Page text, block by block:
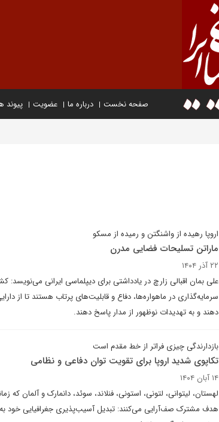
صفحه نخست درباره ما عضویت پیوند
اروپا رهیده از واشنگتن و رمیده از مسکو
ماراتن تسلیحات فضایی مدرن
۲۲ آذر ۱۴۰۴
علی بمان اقبالی زارچ در یادداشتی برای دیپلماسی ایرانی می‌نویسد:
سرمایه‌گذاری در ماهواره‌ها، دفاع و قابلیت‌های پرتاب هستند تا از
دهند و به تهدیدات نوظهور از مدار پاسخ دهند.
بازدارندگی چیزی فراتر از خط مقدم است
تکاپوی شدید اروپا برای تقویت توان دفاعی و نظامی
۱۴ آبان ۱۴۰۴
لهستان، لیتوانی، لتونی، استونی، فنلاند، سوئد، دانمارک و آلمان
هدف مشترک صف‌آرایی می‌کنند: تبدیل آسیب‌پذیری جغرافیایی خود به